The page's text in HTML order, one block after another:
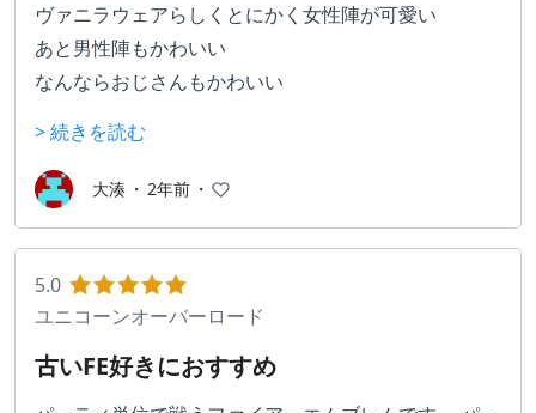
な組み合わせでの会話に思わずニヤリ
キャラクターデザインもとても可愛い
SRPGは時間が溶けるのが特徴ですが、本作も時間が
溶けます。
コンパクトなマップと変動する戦局、パーティ編制の
ヴァニラウェアらしくとにかく女性陣が可愛い
あと男性陣もかわいい
なんならおじさんもかわいい
全員結婚もできる
> 続きを読む
大湊 ・ 2年前 ・
5.0
ユニコーンオーバーロード
古いFE好きにおすすめ